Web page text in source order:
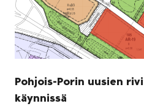
Pohjois-Porin uusien
käynnissä